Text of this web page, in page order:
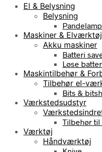
El & Belysning
Belysning
Maskiner & Elværktøj
Akku maskiner
Batteri
Løse
Maskintilbehør &
Tilbehør el-
Bits &
Værkstedsudstyr
Tilbehør
Værktøj
Håndværktøj